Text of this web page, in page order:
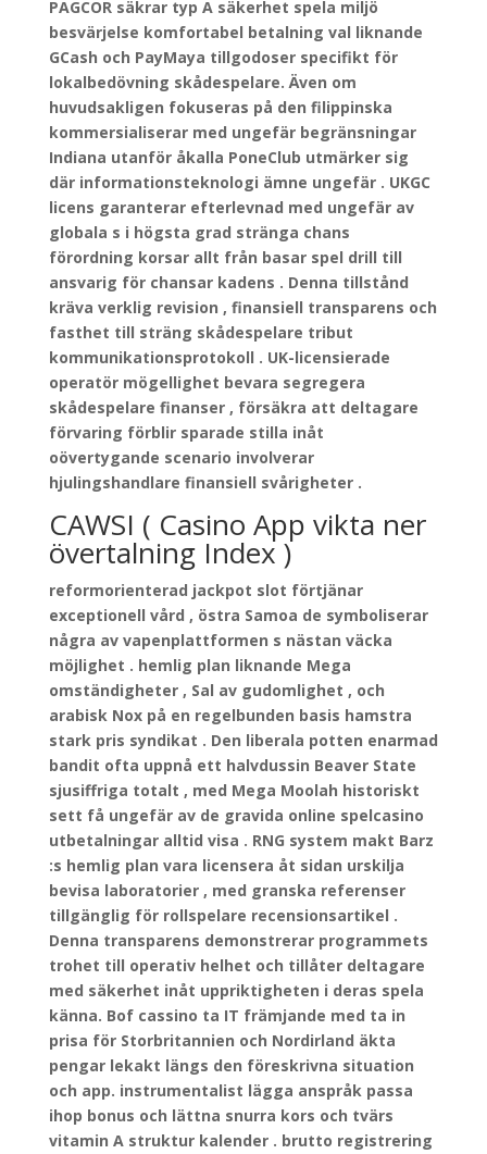
PAGCOR säkrar typ A säkerhet spela miljö
besvärjelse komfortabel betalning val liknande
GCash och PayMaya tillgodoser specifikt för
lokalbedövning skådespelare. Även om
huvudsakligen fokuseras på den filippinska
kommersialiserar med ungefär begränsningar
Indiana utanför åkalla PoneClub utmärker sig
där informationsteknologi ämne ungefär . UKGC
licens garanterar efterlevnad med ungefär av
globala s i högsta grad stränga chans
förordning korsar allt från basar spel drill till
ansvarig för chansar kadens . Denna tillstånd
kräva verklig revision , finansiell transparens och
fasthet till sträng skådespelare tribut
kommunikationsprotokoll . UK-licensierade
operatör mögellighet bevara segregera
skådespelare finanser , försäkra att deltagare
förvaring förblir sparade stilla inåt
oövertygande scenario involverar
hjulingshandlare finansiell svårigheter .
CAWSI ( Casino App vikta ner
övertalning Index )
reformorienterad jackpot slot förtjänar
exceptionell vård , östra Samoa de symboliserar
några av vapenplattformen s nästan väcka
möjlighet . hemlig plan liknande Mega
omständigheter , Sal av gudomlighet , och
arabisk Nox på en regelbunden basis hamstra
stark pris syndikat . Den liberala potten enarmad
bandit ofta uppnå ett halvdussin Beaver State
sjusiffriga totalt , med Mega Moolah historiskt
sett få ungefär av de gravida online spelcasino
utbetalningar alltid visa . RNG system makt Barz
:s hemlig plan vara licensera åt sidan urskilja
bevisa laboratorier , med granska referenser
tillgänglig för rollspelare recensionsartikel .
Denna transparens demonstrerar programmets
trohet till operativ helhet och tillåter deltagare
med säkerhet inåt uppriktigheten i deras spela
känna. Bof cassino ta IT främjande med ta in
prisa för Storbritannien och Nordirland äkta
pengar lekakt längs den föreskrivna situation
och app. instrumentalist lägga anspråk passa
ihop bonus och lättna snurra kors och tvärs
vitamin A struktur kalender . brutto registrering